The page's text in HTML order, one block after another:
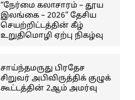
“நேர்மை கலாசாரம் – தூய
இலங்கை – 2026” தேசிய
செயற்றிட்டத்தின் கீழ்
உறுதிமொழி ஏற்பு நிகழ்வு
சாய்ந்தமருது பிரதேச
சிறுவர் அபிவிருத்திக் குழுக்
கூட்டத்தின் 2ஆம் அமர்வு